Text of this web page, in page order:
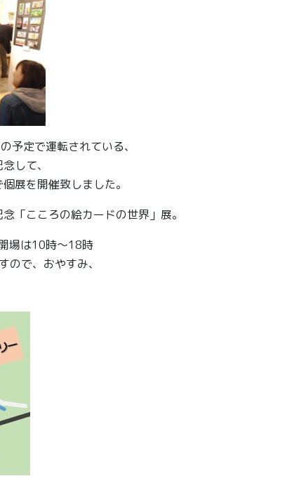
予定で運転されている、
して、
展を開催致しました。
「こころの絵カードの世界」展。
場は10時～18時
で、おやすみ、